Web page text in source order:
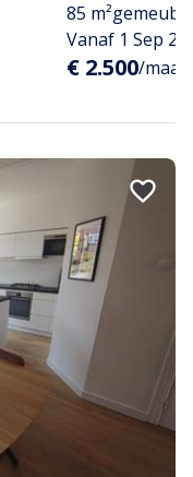
85 m²
Vanaf 1 Sep
€ 2.500/